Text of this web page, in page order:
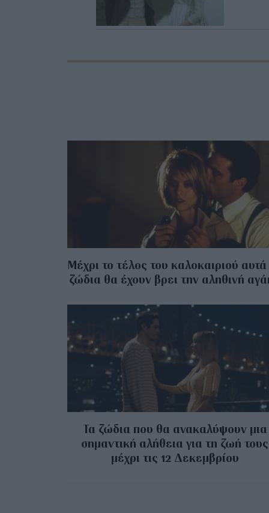
Μέχρι το τέλος του καλοκαιριού αυτά
ζώδια θα έχουν βρει την αληθινή
Τα ζώδια που θα ανακαλύψουν μια
σημαντική αλήθεια για τη ζωή τους
μέχρι τις 12 Δεκεμβρίου